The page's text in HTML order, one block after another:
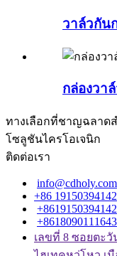
วาล์วกั
กล่องวา
ทางเลือกที่ชาญฉลาด
โซลูชันไครโอเจนิก
ติดต่อเรา
info@cdholy.com
+86 19150394142
+8619150394142
+8618090111643
เลขที่ 8 ซอยตะ